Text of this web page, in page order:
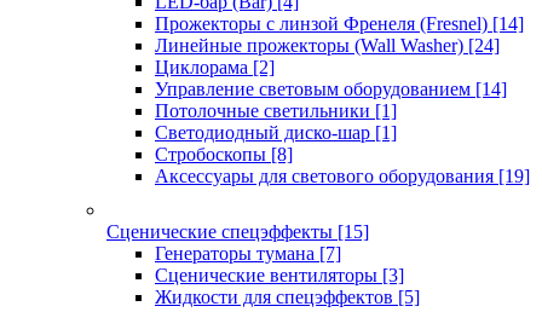
Прожекторы с линзой Френеля (Fresnel) [14]
Линейные прожекторы (Wall Washer) [24]
Циклорама [2]
Управление световым оборудованием [14]
Потолочные светильники [1]
Светодиодный диско-шар [1]
Стробоскопы [8]
Аксессуары для светового оборудования [19]
Сценические спецэффекты [15]
Генераторы тумана [7]
Сценические вентиляторы [3]
Жидкости для спецэффектов [5]